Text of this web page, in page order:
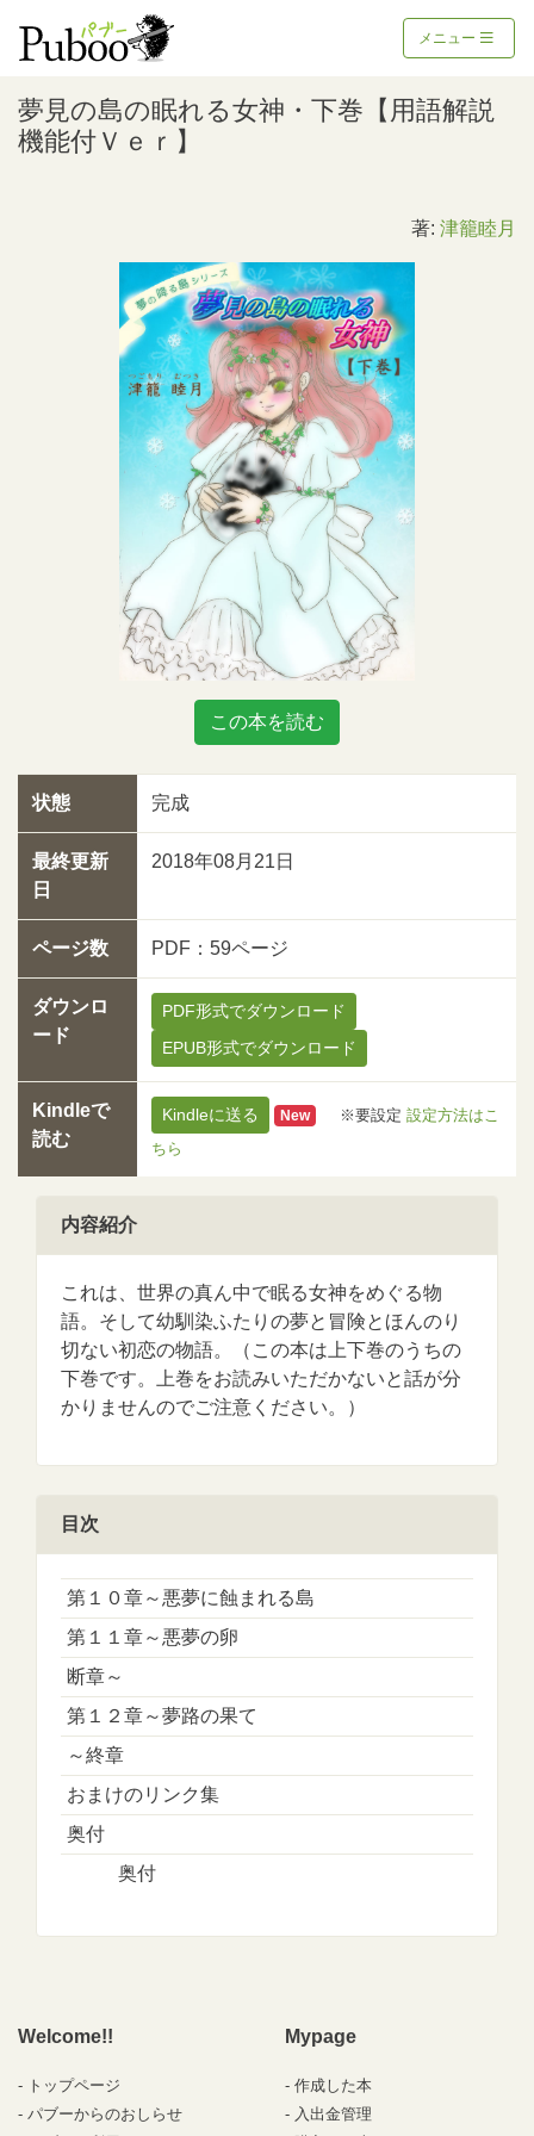
メニュー
夢見の島の眠れる女神・下巻【用語解説
機能付Ｖｅｒ】
著: 津籠睦月
この本を読む
状態 完成
最終更新
日
2018年08月21日
ページ数 PDF：59ページ
ダウンロ
ード
PDF形式でダウンロード
EPUB形式でダウンロード
Kindleで
読む
Kindleに送る New ※要設定 設定方法はこ
ちら
内容紹介
これは、世界の真ん中で眠る女神をめぐる物
語。そして幼馴染ふたりの夢と冒険とほんのり
切ない初恋の物語。（この本は上下巻のうちの
下巻です。上巻をお読みいただかないと話が分
かりませんのでご注意ください。）
目次
第１０章～悪夢に蝕まれる島
第１１章～悪夢の卵
断章～
第１２章～夢路の果て
～終章
おまけのリンク集
奥付
奥付
Welcome!!
トップページ
パブーからのおしらせ
Mypage
作成した本
入出金管理